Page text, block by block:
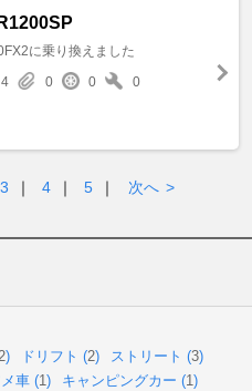
に乗り換えました
4
0 0 0
3 ｜ 4 ｜ 5 ｜ 次へ >
) ドリフト (2) ストリート (3)
車 (1) キャンピングカー (1)